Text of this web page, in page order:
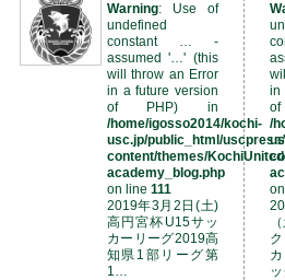
Warning: Use of
undefined
constant … -
assumed '…' (this
will throw an Error
in a future version
of PHP) in
/home/igosso2014/kochi-
usc.jp/public_html/
content/themes/
academy_blog.php
on line 111
2019年3月2日(土)
高円宮杯U15サッ
カーリーグ2019高
知県1部リーグ第
1…
in
/